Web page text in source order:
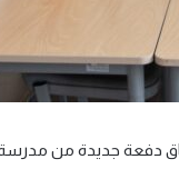
دفعة جديدة من مدرسة